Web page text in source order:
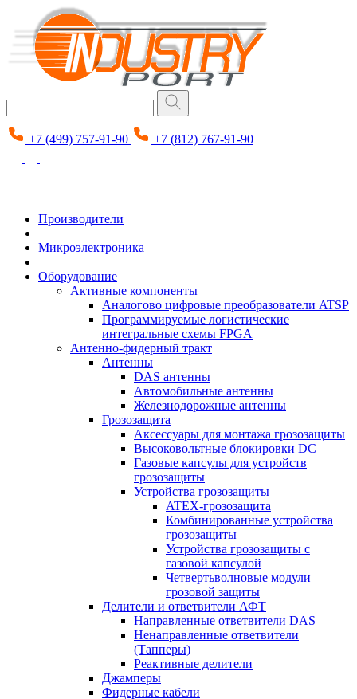
+7 (499) 757-91-90 +7 (812) 767-91-90
Производители
Микроэлектроника
Оборудование
Активные компоненты
Аналогово цифровые преобразователи ATSP
Программируемые логистические
интегральные схемы FPGA
Антенно-фидерный тракт
Антенны
DAS антенны
Автомобильные антенны
Железнодорожные антенны
Грозозащита
Аксессуары для монтажа грозозащиты
Высоковольтные блокировки DC
Газовые капсулы для устройств
грозозащиты
Устройства грозозащиты
ATEX-грозозащита
Комбинированные устройства
грозозащиты
Устройства грозозащиты с
газовой капсулой
Четвертьволновые модули
грозовой защиты
Делители и ответвители АФТ
Направленные ответвители DAS
Ненаправленные ответвители
(Тапперы)
Реактивные делители
Джамперы
Фидерные кабели